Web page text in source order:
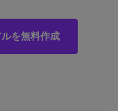
を無料作成